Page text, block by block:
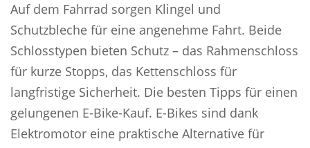
Auf dem Fahrrad sorgen Klingel und
Schutzbleche für eine angenehme Fahrt. Beide
Schlosstypen bieten Schutz – das Rahmenschloss
für kurze Stopps, das Kettenschloss für
langfristige Sicherheit. Die besten Tipps für einen
gelungenen E-Bike-Kauf. E-Bikes sind dank
Elektromotor eine praktische Alternative für